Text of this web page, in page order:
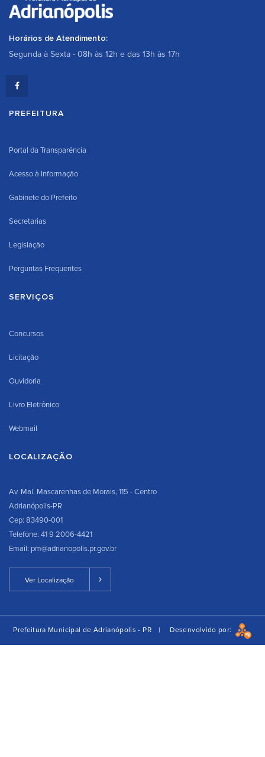
Horários de Atendimento:
Segunda à Sexta - 08h às 12h e das 13h às 17h
PREFEITURA
Portal da Transparência
Acesso à Informação
Gabinete do Prefeito
Secretarias
Legislação
Perguntas Frequentes
SERVIÇOS
Concursos
Licitação
Ouvidoria
Livro Eletrônico
Webmail
LOCALIZAÇÃO
Av. Mal. Mascarenhas de Morais, 115 - Centro
Adrianópolis-PR
Cep: 83490-001
Telefone: 41 9 2006-4421
Email: pm@adrianopolis.pr.gov.br
Ver Localização
Prefeitura Municipal de Adrianópolis - PR | Desenvolvido por: